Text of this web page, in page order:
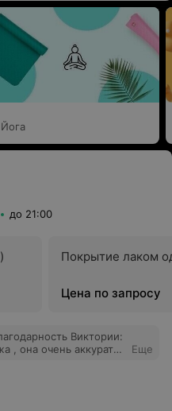
специалист берет и
ответила, "почему
Сказать, что я
нигде ни у одного
ничего
Но в эту
не обращусь!
неделю, а потом
отношение.
Йога
до 21:00
Покрытие лаком
Цена по запросу
Виктории:
, она очень аккуратно
Теперь я только к
Еще